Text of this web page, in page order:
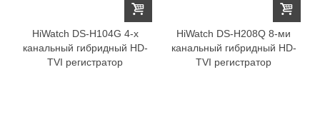
HiWatch DS-H104G 4-х
канальный гибридный HD-
TVI регистратор
HiWatch DS-H208Q 8-ми
канальный гибридный HD-
TVI регистратор